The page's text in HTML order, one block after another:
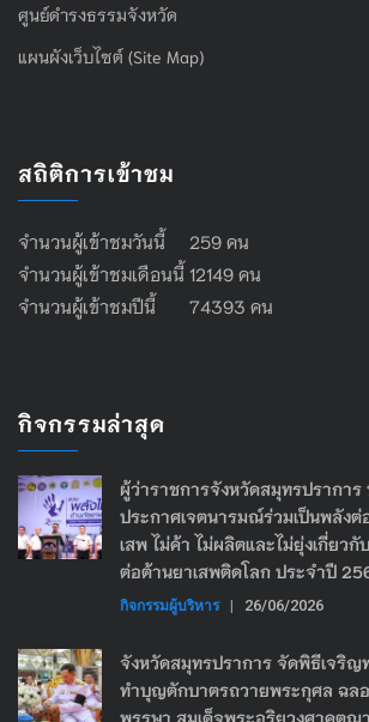
ศูนย์ดำรงธรรมจังหวัด
แผนผังเว็บไซต์ (Site Map)
สถิติการเข้าชม
จำนวนผู้เข้าชมวันนี้ 259 คน
จำนวนผู้เข้าชมเดือนนี้ 12149 คน
จำนวนผู้เข้าชมปีนี้ 74393 คน
กิจกรรมล่าสุด
ผู้ว่าราชการจังหวัดสมุทรปรากา
ประกาศเจตนารมณ์ร่วมเป็นพลังต่
เสพ ไม่ค้า ไม่ผลิตและไม่ยุ่งเกี่ยวกั
ต่อต้านยาเสพติดโลก ประจำปี
กิจกรรมผู้บริหาร | 26/06/2026
จังหวัดสมุทรปราการ จัดพิธีเจริ
ทำบุญตักบาตรถวายพระกุศล ฉล
พรรษา สมเด็จพระอริยวงศาคตญ